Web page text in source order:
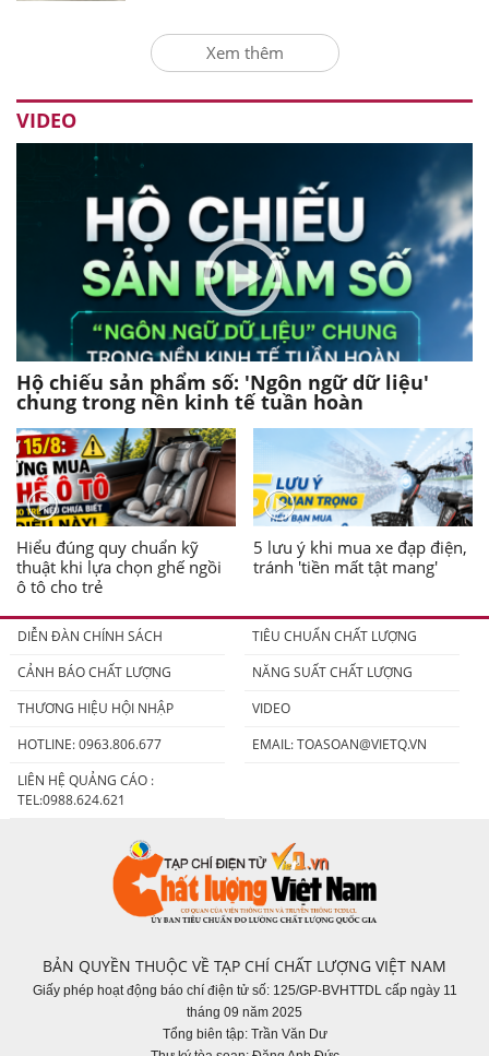
Xem thêm
VIDEO
Hộ chiếu sản phẩm số: 'Ngôn ngữ dữ liệu'
chung trong nền kinh tế tuần hoàn
Hiểu đúng quy chuẩn kỹ
thuật khi lựa chọn ghế ngồi
ô tô cho trẻ
5 lưu ý khi mua xe đạp điện,
tránh 'tiền mất tật mang'
DIỄN ĐÀN CHÍNH SÁCH
TIÊU CHUẨN CHẤT LƯỢNG
CẢNH BÁO CHẤT LƯỢNG
NĂNG SUẤT CHẤT LƯỢNG
THƯƠNG HIỆU HỘI NHẬP
VIDEO
HOTLINE: 0963.806.677
EMAIL:TOASOAN@VIETQ.VN
LIÊN HỆ QUẢNG CÁO :
TEL:0988.624.621
BẢN QUYỀN THUỘC VỀ TẠP CHÍ CHẤT LƯỢNG VIỆT NAM
Giấy phép hoạt động báo chí điện tử số: 125/GP-BVHTTDL cấp ngày 11
tháng 09 năm 2025
Tổng biên tập: Trần Văn Dư